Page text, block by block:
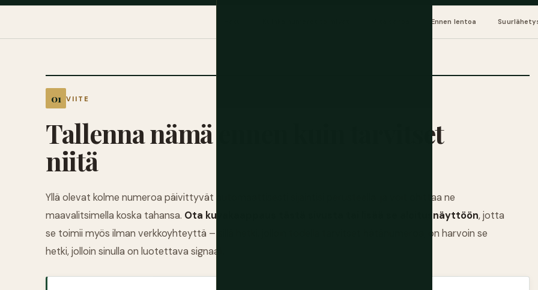
Ennen lentoa
VIITE
Tallenna nämä ennen kuin tarvitset
niitä
Yllä olevat kolme numeroa päivittyvät automaattisesti sijaintisi perusteella, ja voit ohittaa ne
maavalitsimella koska tahansa. Ota kuvakaappaus tästä sivusta tai lisää se aloitusnäyttöön, jotta
se toimii myös ilman verkkoyhteyttä – sillä hetki, jolloin todella tarvitset hätänumeroa, on harvoin se
hetki, jolloin sinulla on luotettava signaali.